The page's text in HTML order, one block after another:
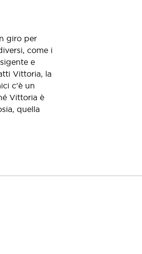
giro per
come i
e
Vittoria, la
c'è un
Vittoria è
quella